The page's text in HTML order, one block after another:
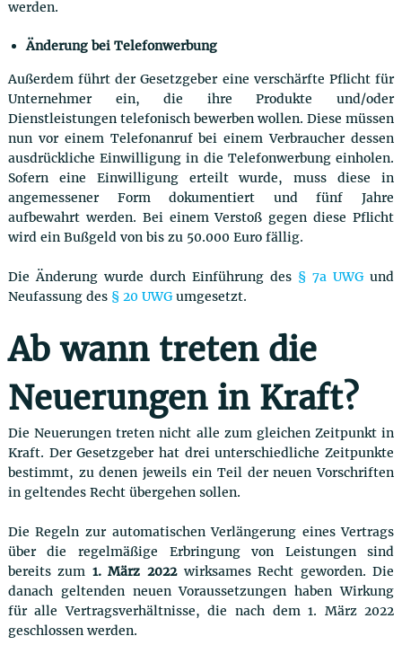
werden.
Änderung bei Telefonwerbung
Außerdem führt der Gesetzgeber eine verschärfte Pflicht für
Unternehmer ein, die ihre Produkte und/oder
Dienstleistungen telefonisch bewerben wollen. Diese müssen
nun vor einem Telefonanruf bei einem Verbraucher dessen
ausdrückliche Einwilligung in die Telefonwerbung einholen.
Sofern eine Einwilligung erteilt wurde, muss diese in
angemessener Form dokumentiert und fünf Jahre
aufbewahrt werden. Bei einem Verstoß gegen diese Pflicht
wird ein Bußgeld von bis zu 50.000 Euro fällig.
Die Änderung wurde durch Einführung des § 7a UWGund
Neufassung des § 20 UWGumgesetzt.
Ab wann treten die
Neuerungen in Kraft?
Die Neuerungen treten nicht alle zum gleichen Zeitpunkt in
Kraft. Der Gesetzgeber hat drei unterschiedliche Zeitpunkte
bestimmt, zu denen jeweils ein Teil der neuen Vorschriften
in geltendes Recht übergehen sollen.
Die Regeln zur automatischen Verlängerung eines Vertrags
über die regelmäßige Erbringung von Leistungen sind
bereits zum 1. März 2022wirksames Recht geworden. Die
danach geltenden neuen Voraussetzungen haben Wirkung
für alle Vertragsverhältnisse, die nach dem 1. März 2022
geschlossen werden.